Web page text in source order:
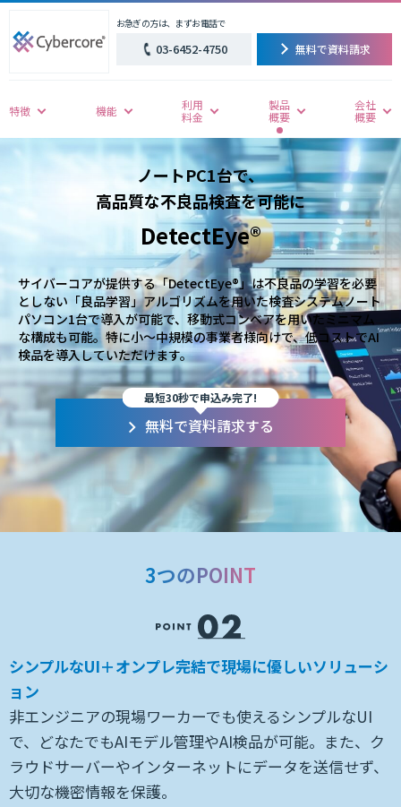
特徴 機能
利用
料金
製品
概要
会社
概要
お急ぎの方は、まずお電話で
03-6452-4750 無料で資料請求
ノートPC1台で、
高品質な不良品検査を可能に
DetectEye®
サイバーコアが提供する「DetectEye®」は不良品の学習を必要
としない「良品学習」アルゴリズムを用いた検査システムノート
パソコン1台で導入が可能で、移動式コンベアを用いたミニマム
な構成も可能。特に小〜中規模の事業者様向けで、低コストでAI
検品を導入していただけます。
最短30秒で申込み完了!
無料で資料請求する
3つのPOINT
シンプルなUI＋オンプレ完結で現場に優しいソリューシ
ョン
非エンジニアの現場ワーカーでも使えるシンプルなUI
で、どなたでもAIモデル管理やAI検品が可能。また、ク
ラウドサーバーやインターネットにデータを送信せず、
大切な機密情報を保護。